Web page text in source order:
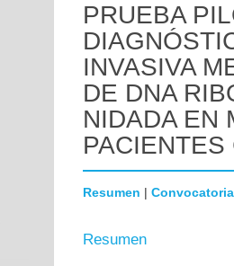
PRUEBA
INVASIVA
DE DNA
NIDADA EN
Resumen | Convocatoria
Resumen